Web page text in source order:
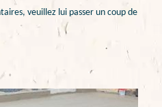
veuillez lui passer un coup de